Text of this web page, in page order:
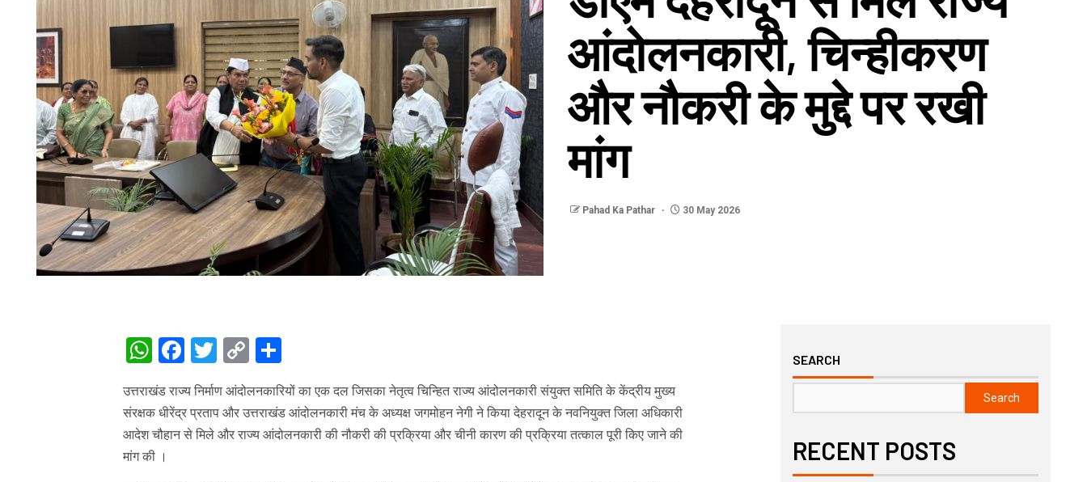
आंदोलनकारी, चिन्हीकरण
और नौकरी के मुद्दे पर रखी
मांग
Pahad Ka Pathar 30 May 2026
WhatsApp
Facebook
Twitter
Copy
Link
Share
उत्तराखंड राज्य निर्माण आंदोलनकारियों का एक दल जिसका नेतृत्व चिन्हित राज्य आंदोलनकारी संयुक्त समिति के केंद्रीय मुख्य
संरक्षक धीरेंद्र प्रताप और उत्तराखंड आंदोलनकारी मंच के अध्यक्ष जगमोहन नेगी ने किया देहरादून के नवनियुक्त जिला अधिकारी
आदेश चौहान से मिले और राज्य आंदोलनकारी की नौकरी की प्रक्रिया और चीनी कारण की प्रक्रिया तत्काल पूरी किए जाने की
मांग की ।
SEARCH
Search
RECENT POSTS